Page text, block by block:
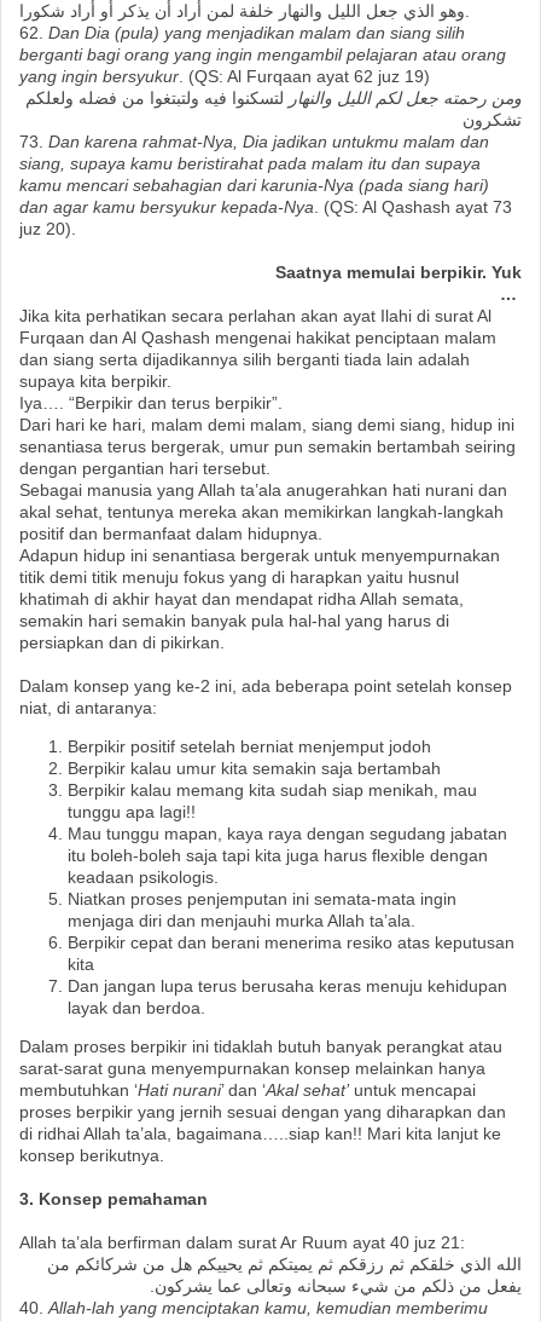
62. Dan Dia (pula) yang menjadikan malam dan siang silih
berganti bagi orang yang ingin mengambil pelajaran atau orang
yang ingin bersyukur . (QS: Al Furqaan ayat 62 juz 19)
ومن رحمته جعل لكم الليل والنهار
لتسكنوا فيه ولتبتغوا من فضله ولعلكم
تشكرون
73. Dan karena rahmat-Nya, Dia jadikan untukmu malam dan
siang, supaya kamu beristirahat pada malam itu dan supaya
kamu mencari sebahagian dari karunia-Nya (pada siang hari)
dan agar kamu bersyukur kepada-Nya . (QS: Al Qashash ayat 73
juz 20).
Saatnya memulai berpikir. Yuk
…
Jika kita perhatikan secara perlahan akan ayat Ilahi di surat Al
Furqaan dan Al Qashash mengenai hakikat penciptaan malam
dan siang serta dijadikannya silih berganti tiada lain adalah
supaya kita berpikir.
Iya…. “Berpikir dan terus berpikir”.
Dari hari ke hari, malam demi malam, siang demi siang, hidup ini
senantiasa terus bergerak, umur pun semakin bertambah seiring
dengan pergantian hari tersebut.
Sebagai manusia yang Allah ta’ala anugerahkan hati nurani dan
akal sehat, tentunya mereka akan memikirkan langkah-langkah
positif dan bermanfaat dalam hidupnya.
Adapun hidup ini senantiasa bergerak untuk menyempurnakan
titik demi titik menuju fokus yang di harapkan yaitu husnul
khatimah di akhir hayat dan mendapat ridha Allah semata,
semakin hari semakin banyak pula hal-hal yang harus di
persiapkan dan di pikirkan.
Dalam konsep yang ke-2 ini, ada beberapa point setelah konsep
niat, di antaranya:
Berpikir positif setelah berniat menjemput jodoh
Berpikir kalau umur kita semakin saja bertambah
Berpikir kalau memang kita sudah siap menikah, mau
tunggu apa lagi!!
Mau tunggu mapan, kaya raya dengan segudang jabatan
itu boleh-boleh saja tapi kita juga harus flexible dengan
keadaan psikologis.
Niatkan proses penjemputan ini semata-mata ingin
menjaga diri dan menjauhi murka Allah ta’ala.
Berpikir cepat dan berani menerima resiko atas keputusan
kita
Dan jangan lupa terus berusaha keras menuju kehidupan
layak dan berdoa.
Dalam proses berpikir ini tidaklah butuh banyak perangkat atau
sarat-sarat guna menyempurnakan konsep melainkan hanya
membutuhkan ‘Hati nurani’ dan ‘Akal sehat’untuk mencapai
proses berpikir yang jernih sesuai dengan yang diharapkan dan
di ridhai Allah ta’ala, bagaimana…..siap kan!! Mari kita lanjut ke
konsep berikutnya.
3. Konsep pemahaman
Allah ta’ala berfirman dalam surat Ar Ruum ayat 40 juz 21:
الله الذي خلقكم ثم رزقكم ثم يميتكم ثم يحييكم هل من شركائكم من
يفعل من ذلكم من شيء سبحانه وتعالى عما يشركون.
40. Allah-lah yang menciptakan kamu, kemudian memberimu